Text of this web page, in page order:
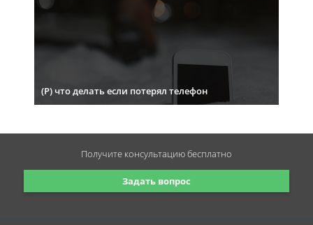
(Р) что делать если потерял телефон
Задать вопрос
Получите консультациюбесплатно